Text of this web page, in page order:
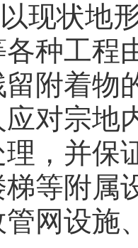
状地形
种工程
附着物
对宗地
，并保
等附属
网设施